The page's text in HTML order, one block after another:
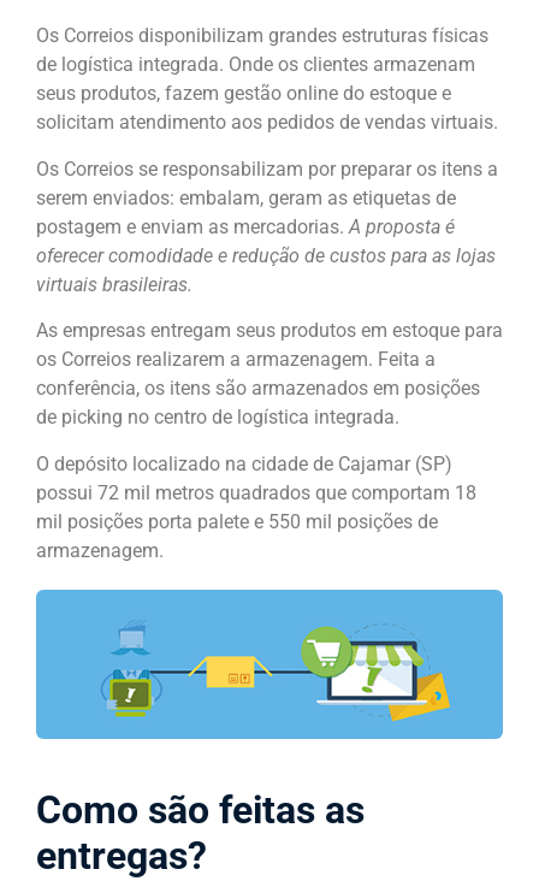
Os Correios disponibilizam grandes estruturas físicas
de logística integrada. Onde os clientes armazenam
seus produtos, fazem gestão online do estoque e
solicitam atendimento aos pedidos de vendas virtuais.
Os Correios se responsabilizam por preparar os itens a
serem enviados: embalam, geram as etiquetas de
postagem e enviam as mercadorias. A proposta é
oferecer comodidade e redução de custos para as lojas
virtuais brasileiras.
As empresas entregam seus produtos em estoque para
os Correios realizarem a armazenagem. Feita a
conferência, os itens são armazenados em posições
de picking no centro de logística integrada.
O depósito localizado na cidade de Cajamar (SP)
possui 72 mil metros quadrados que comportam 18
mil posições porta palete e 550 mil posições de
armazenagem.
Como são feitas as
entregas?